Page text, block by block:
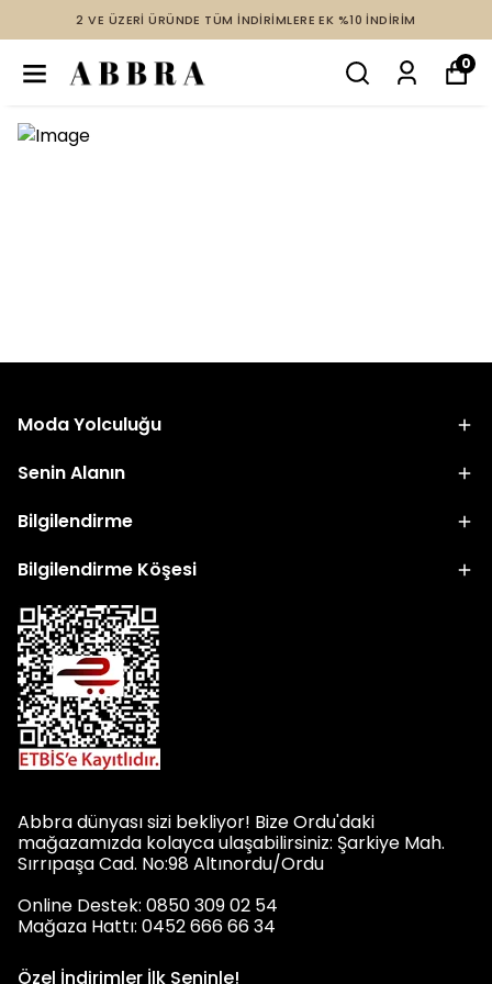
2 VE ÜZERİ ÜRÜNDE TÜM İNDİRİMLERE EK %10 İNDİRİM
0
Moda Yolculuğu
Senin Alanın
Bilgilendirme
Bilgilendirme Köşesi
Abbra dünyası sizi bekliyor! Bize Ordu'daki
mağazamızda kolayca ulaşabilirsiniz: Şarkiye Mah.
Sırrıpaşa Cad. No:98 Altınordu/Ordu
Online Destek: 0850 309 02 54
Mağaza Hattı: 0452 666 66 34
Özel İndirimler İlk Seninle!